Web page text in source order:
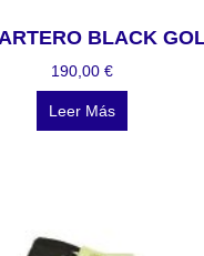
BLACK
190,00 €
Leer Más